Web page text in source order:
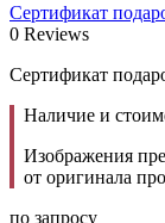
Сертификат
0 Reviews
Сертификат
Наличие и
Изображения
от оригинала
по запросу